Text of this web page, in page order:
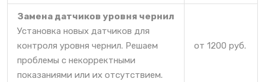
Замена датчиков уровня чернил
Установка новых датчиков для
контроля уровня чернил. Решаем
проблемы с некорректными
показаниями или их отсутствием.
от 1200 руб.